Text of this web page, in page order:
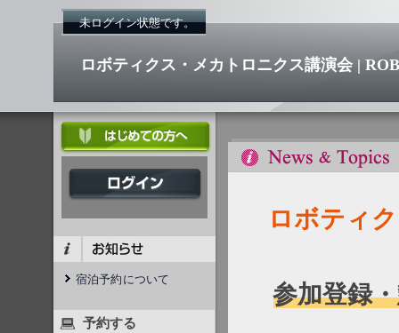
未ログイン状態です。
ロボティクス・メカトロニクス講演会 |
宿泊予約について
予約する
ロボティ
参加登録